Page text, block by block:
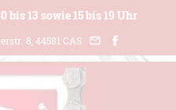
bis 13 sowie 15 bis 19 Uhr
8, 44581 CAS